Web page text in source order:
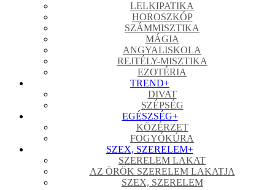
LELKIPATIKA
HOROSZKÓP
SZÁMMISZTIKA
MÁGIA
ANGYALISKOLA
REJTÉLY-MISZTIKA
EZOTÉRIA
TREND+
DIVAT
SZÉPSÉG
EGÉSZSÉG+
KÖZÉRZET
FOGYÓKÚRA
SZEX, SZERELEM+
SZERELEM LAKAT
AZ ÖRÖK SZERELEM LAKATJA
SZEX, SZERELEM